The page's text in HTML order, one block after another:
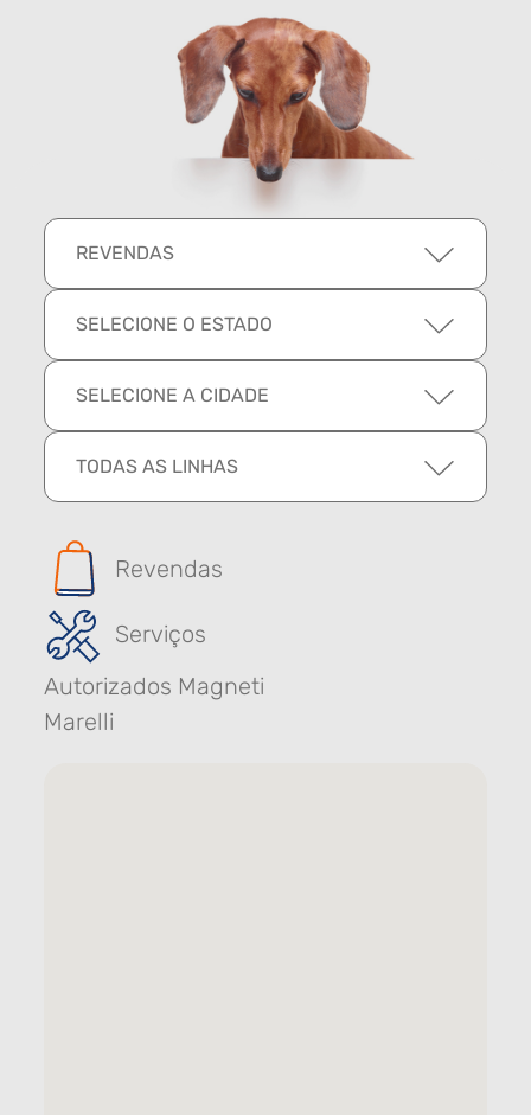
REVENDAS
SELECIONE O ESTADO
SELECIONE A CIDADE
TODAS AS LINHAS
Revendas
Serviços
Autorizados Magneti
Marelli